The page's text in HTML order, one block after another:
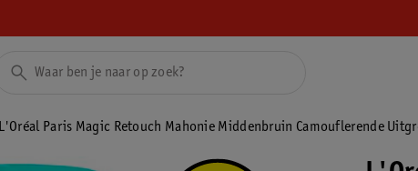
L'Oréal Paris Magic Retouch Mahonie Middenbruin Camouflerende